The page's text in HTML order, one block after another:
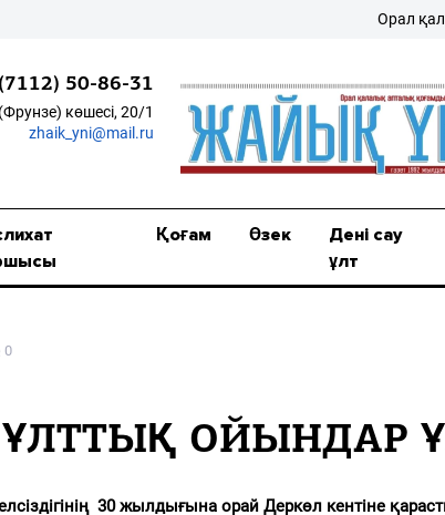
Орал қалалық
50-86-31
көшесі, 20/1
zhaik_yni@mail.ru
Қоғам Өзек
Дені сау
ұлт
0
ҰЛТТЫҚ ОЙЫНДАР
30 жылдығына орай Деркөл кентіне